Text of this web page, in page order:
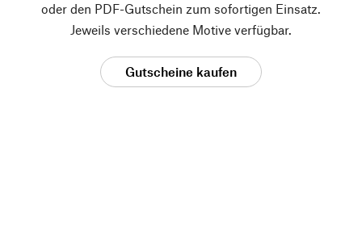
oder den PDF-Gutschein zum sofortigen Einsatz.
Jeweils verschiedene Motive verfügbar.
Gutscheine kaufen